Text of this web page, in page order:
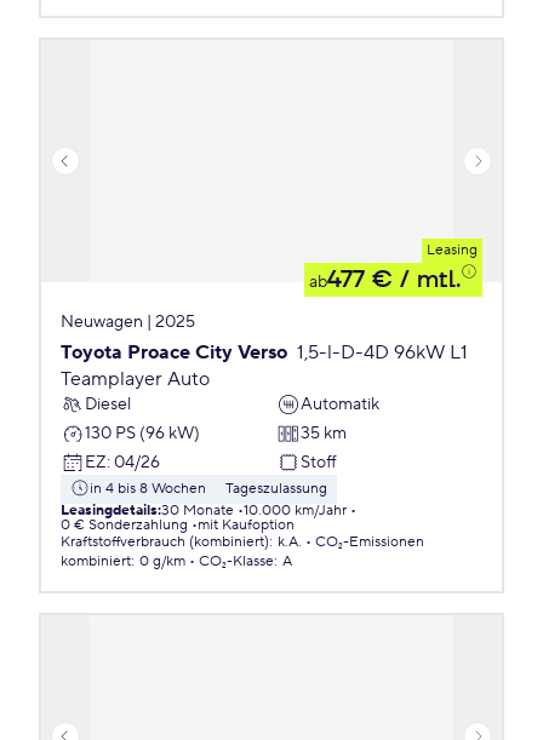
Leasing
ab477 € / mtl.
Neuwagen | 2025
Toyota Proace City Verso 1,5-l-D-4D 96kW L1
Teamplayer Auto
Diesel
Automatik
130 PS (96 kW)
35 km
EZ: 04/26 Stoff
in 4 bis 8 Wochen
Tageszulassung
Leasingdetails:30 Monate 10.000 km/Jahr
0 € Sonderzahlung
mit Kaufoption
Kraftstoffverbrauch (kombiniert): k.A.
CO₂-Emissionen
kombiniert: 0 g/km CO₂-Klasse: A